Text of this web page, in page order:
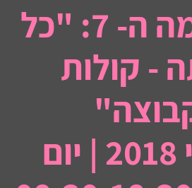
כנס קדמה ה- 7: "כל
- קולות
4 ביולי 2018 | יום